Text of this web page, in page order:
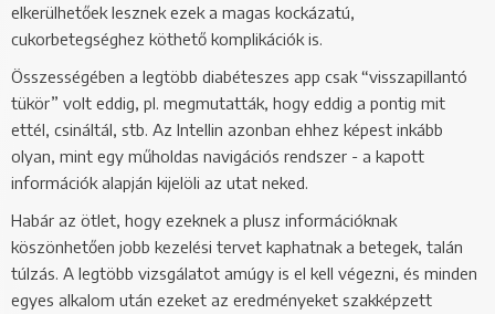
elkerülhetőek lesznek ezek a magas kockázatú,
cukorbetegséghez köthető komplikációk is.
Összességében a legtöbb diabéteszes app csak “visszapillantó
tükör” volt eddig, pl. megmutatták, hogy eddig a pontig mit
ettél, csináltál, stb. Az Intellin azonban ehhez képest inkább
olyan, mint egy műholdas navigációs rendszer - a kapott
információk alapján kijelöli az utat neked.
Habár az ötlet, hogy ezeknek a plusz információknak
köszönhetően jobb kezelési tervet kaphatnak a betegek, talán
túlzás. A legtöbb vizsgálatot amúgy is el kell végezni, és minden
egyes alkalom után ezeket az eredményeket szakképzett